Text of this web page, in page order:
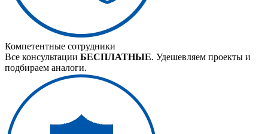
Компетентные сотрудники
Все консультации БЕСПЛАТНЫЕ. Удешевляем проекты и
подбираем аналоги.